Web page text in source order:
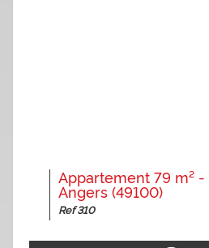
Appartement 79 m² -
Angers (49100)
Ref 310